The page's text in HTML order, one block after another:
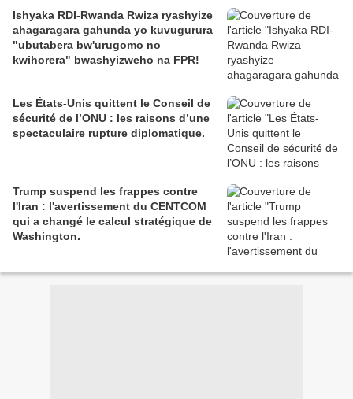
Ishyaka RDI-Rwanda Rwiza ryashyize
ahagaragara gahunda yo kuvugurura
"ubutabera bw'urugomo no
kwihorera" bwashyizweho na FPR!
Les États-Unis quittent le Conseil de
sécurité de l’ONU : les raisons d’une
spectaculaire rupture diplomatique.
Trump suspend les frappes contre
l'Iran : l'avertissement du CENTCOM
qui a changé le calcul stratégique de
Washington.